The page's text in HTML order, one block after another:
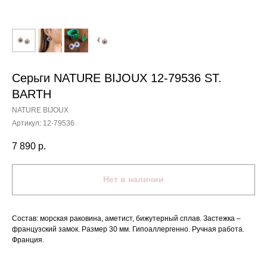
Серьги NATURE BIJOUX 12-79536 ST.
BARTH
NATURE BIJOUX
Артикул: 12-79536
7 890 р.
Нет в наличии
Состав: морская раковина, аметист, бижутерный сплав. Застежка –
французский замок. Размер 30 мм. Гипоаллергенно. Ручная работа.
Франция.